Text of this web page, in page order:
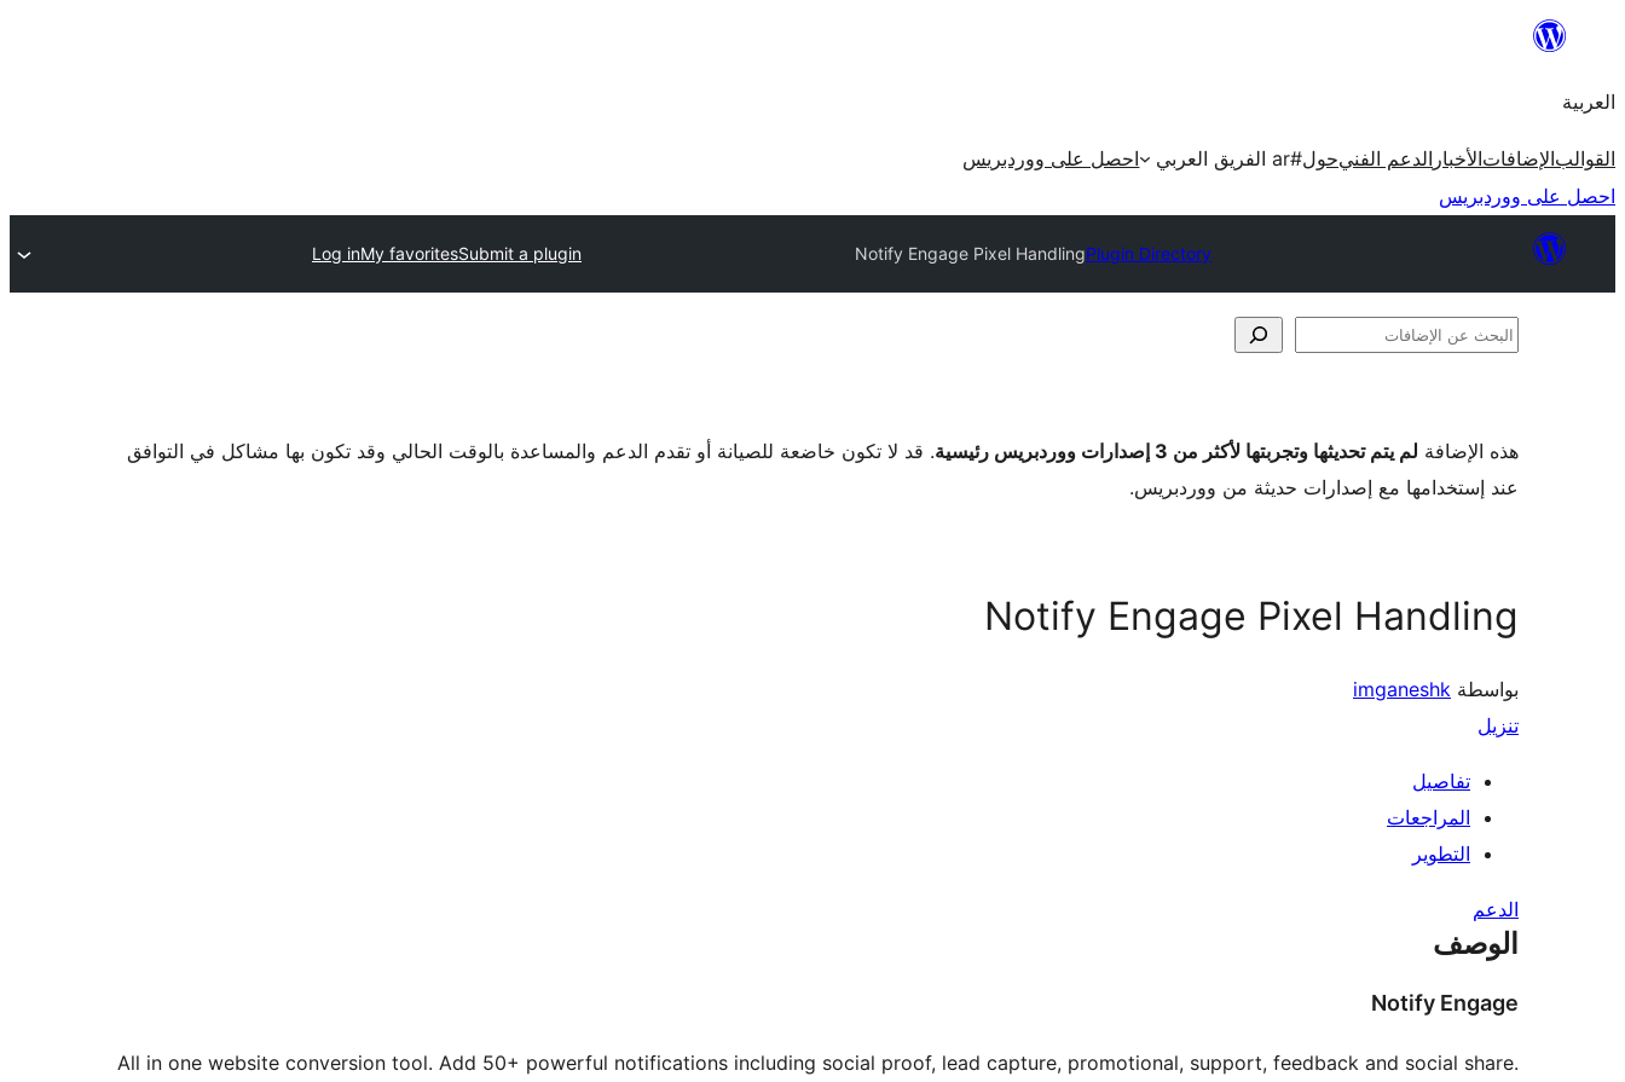
المحتوى
العربية
القوالبالإضافاتالأخبار الدعم الفنيحول#ar الفريق العربي
احصل على ووردبريس
احصل على ووردبريس
Plugin Directory
Notify Engage Pixel Handling
Submit a plugin
My favorites
Log in
البحث
هذه الإضافة لم يتم تحديثها وتجربتها لأكثر من 3 إصدارات ووردبريس رئيسية
. قد لا تكون خاضعة للصيانة أو تقدم الدعم والمساعدة بالوقت الحالي وقد تكون بها مشاكل في التوافق
عند إستخدامها مع إصدارات حديثة من ووردبريس.
Notify Engage Pixel Handling
بواسطة imganeshk
تنزيل
تفاصيل
المراجعات
التطوير
الدعم
الوصف
Notify Engage
All in one website conversion tool. Add 50+ powerful notifications including social proof, lead capture, promotional, support, feedback and social share.